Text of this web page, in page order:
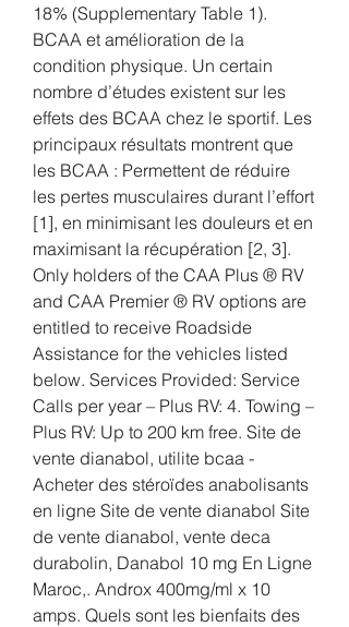
18% (Supplementary Table 1).
BCAA et amélioration de la
condition physique. Un certain
nombre d’études existent sur les
effets des BCAA chez le sportif. Les
principaux résultats montrent que
les BCAA : Permettent de réduire
les pertes musculaires durant l’effort
[1], en minimisant les douleurs et en
maximisant la récupération [2, 3].
Only holders of the CAA Plus ® RV
and CAA Premier ® RV options are
entitled to receive Roadside
Assistance for the vehicles listed
below. Services Provided: Service
Calls per year – Plus RV: 4. Towing –
Plus RV: Up to 200 km free. Site de
vente dianabol, utilite bcaa -
Acheter des stéroïdes anabolisants
en ligne Site de vente dianabol Site
de vente dianabol, vente deca
durabolin, Danabol 10 mg En Ligne
Maroc,. Androx 400mg/ml x 10
amps. Quels sont les bienfaits des